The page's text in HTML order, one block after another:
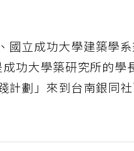
國立成功大學建築學
功大學築研究所的學
計劃」來到台南銀同